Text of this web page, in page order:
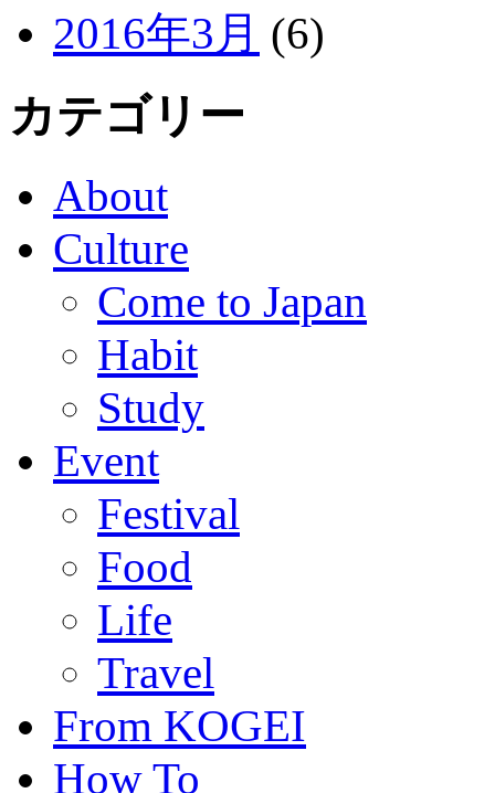
2016年3月 (6)
カテゴリー
About
Culture
Come to Japan
Habit
Study
Event
Festival
Food
Life
Travel
From KOGEI
How To